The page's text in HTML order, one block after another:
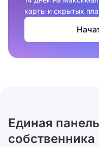
карты и скрытых
Единая
собственника